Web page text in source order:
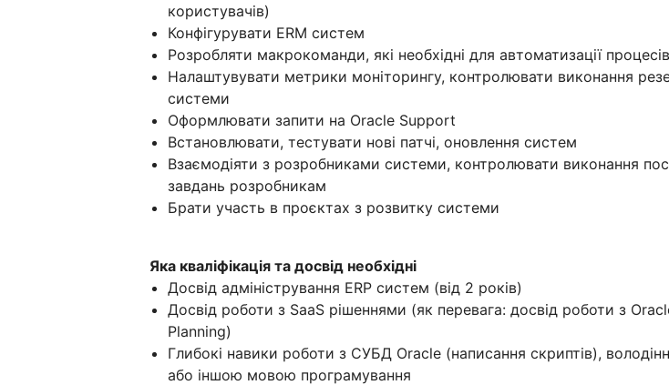
користувачів)
Конфігурувати ERM систем
Розробляти макрокоманди, які необхідні для автоматизації
Налаштувувати метрики моніторингу, контролювати виконання
системи
Оформлювати запити на Oracle Support
Встановлювати, тестувати нові патчі, оновлення систем
Взаємодіяти з розробниками системи, контролювати виконання
завдань розробникам
Брати участь в проєктах з розвитку системи
Яка кваліфікація та досвід необхідні
Досвід адміністрування ERP систем (від 2 років)
Досвід роботи з SaaS рішеннями (як перевага: досвід роботи з
Planning)
Глибокі навики роботи з СУБД Oracle (написання скриптів),
або іншою мовою програмування